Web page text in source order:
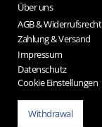
Über uns
AGB & Widerrufsrecht
Zahlung & Versand
Impressum
Datenschutz
Cookie Einstellungen
Withdrawal